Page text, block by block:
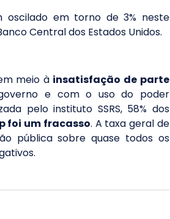
oscilado em torno de 3% neste
Central dos Estados Unidos.
meio à insatisfação de parte
e com o uso do poder
pelo instituto SSRS, 58% dos
foi um fracasso. A taxa geral de
pública sobre quase todos os